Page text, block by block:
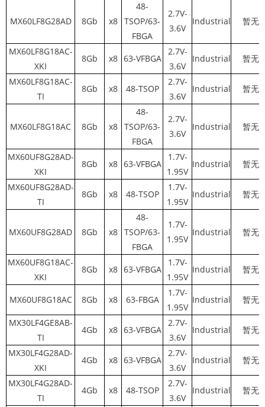
MX60LF8G28AD 8Gb x8
48-
TSOP/63-
FBGA
2.7V-
3.6V
Industrial 暂无
MX60LF8G18AC-
XKI
8Gb x8 63-VFBGA
2.7V-
3.6V
Industrial 暂无
MX60LF8G18AC-
TI
8Gb x8 48-TSOP
2.7V-
3.6V
Industrial 暂无
MX60LF8G18AC 8Gb x8
48-
TSOP/63-
FBGA
2.7V-
3.6V
Industrial 暂无
MX60UF8G28AD-
XKI
8Gb x8 63-VFBGA
1.7V-
1.95V
Industrial 暂无
MX60UF8G28AD-
TI
8Gb x8 48-TSOP
1.7V-
1.95V
Industrial 暂无
MX60UF8G28AD 8Gb x8
48-
TSOP/63-
FBGA
1.7V-
1.95V
Industrial 暂无
MX60UF8G18AC-
XKI
8Gb x8 63-VFBGA
1.7V-
1.95V
Industrial 暂无
MX60UF8G18AC 8Gb x8 63-FBGA
1.7V-
1.95V
Industrial 暂无
MX30LF4GE8AB-
TI
4Gb x8 63-VFBGA
2.7V-
3.6V
Industrial 暂无
MX30LF4G28AD-
XKI
4Gb x8 63-VFBGA
2.7V-
3.6V
Industrial 暂无
MX30LF4G28AD-
TI
4Gb x8 48-TSOP
2.7V-
3.6V
Industrial 暂无